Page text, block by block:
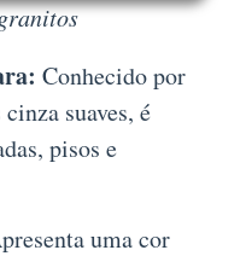
Conhecido por
suaves, é
pisos e
uma cor